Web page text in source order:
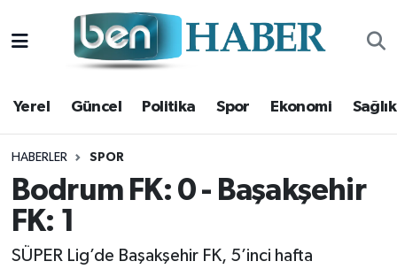
Yerel Güncel Politika Spor Ekonomi Sağlık
HABERLER SPOR
Bodrum FK: 0 - Başakşehir
FK: 1
SÜPER Lig’de Başakşehir FK, 5’inci hafta
Yerel
Güncel
Politika
Spor
Ekonomi
Hava Durumu
Trafik Durumu
Süper Lig Puan Durumu ve Fikstür
Tüm Manşetler
Son Dakika Haberleri